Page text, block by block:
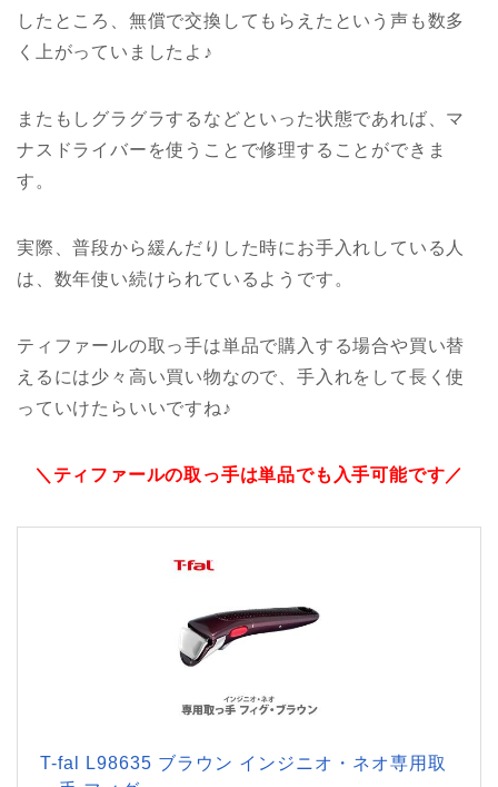
したところ、無償で交換してもらえたという声も数多
く上がっていましたよ♪
またもしグラグラするなどといった状態であれば、マ
ナスドライバーを使うことで修理することができま
す。
実際、普段から緩んだりした時にお手入れしている人
は、数年使い続けられているようです。
ティファールの取っ手は単品で購入する場合や買い替
えるには少々高い買い物なので、手入れをして長く使
っていけたらいいですね♪
＼ティファールの取っ手は単品でも入手可能です／
T-fal L98635 ブラウン インジニオ・ネオ専用取